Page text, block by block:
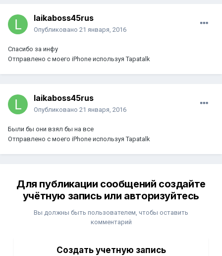
laikaboss45rus
Опубликовано 21 января, 2016
Спасибо за инфу
Отправлено с моего iPhone используя Tapatalk
laikaboss45rus
Опубликовано 21 января, 2016
Были бы они взял бы на все
Отправлено с моего iPhone используя Tapatalk
Для публикации сообщений создайте
учётную запись или авторизуйтесь
Вы должны быть пользователем, чтобы оставить
комментарий
Создать учетную запись